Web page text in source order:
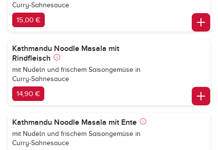
Curry-Sahnesauce
15,00 €
Kathmandu Noodle Masala mit
Rindfleisch
mit Nudeln und frischem Saisongemüse in
Curry-Sahnesauce
14,90 €
Kathmandu Noodle Masala mit Ente
mit Nudeln und frischem Saisongemüse in
Curry-Sahnesauce